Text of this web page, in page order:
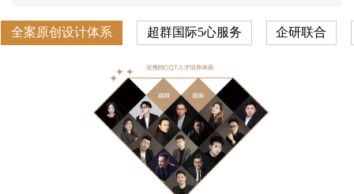
全案原创设计体系 超群国际5心服务 企研联合